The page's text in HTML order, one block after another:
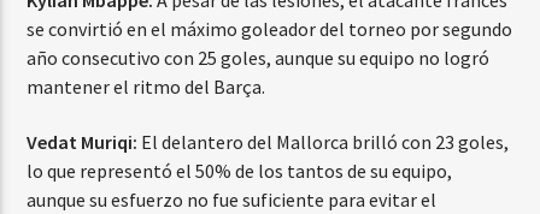
se convirtió en el máximo goleador del torneo por segundo
año consecutivo con 25 goles, aunque su equipo no logró
mantener el ritmo del Barça.
Vedat Muriqi: El delantero del Mallorca brilló con 23 goles,
lo que representó el 50% de los tantos de su equipo,
aunque su esfuerzo no fue suficiente para evitar el